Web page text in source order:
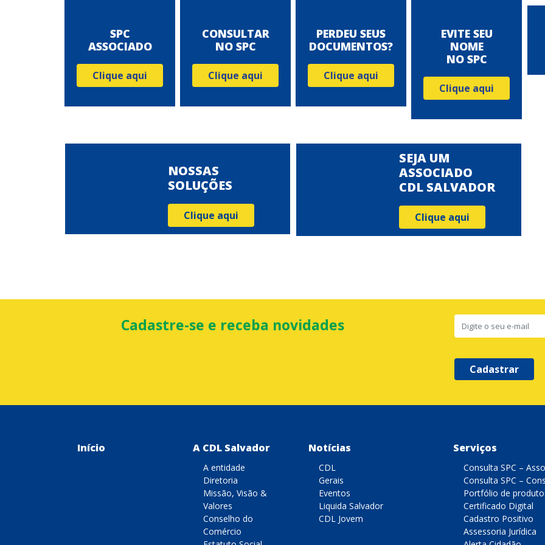
SPC
ASSOCIADO
Clique aqui
CONSULTAR
NO SPC
Clique aqui
PERDEU SEUS
DOCUMENTOS?
Clique aqui
EVITE SEU
NOME
NO SPC
Clique aqui
NOSSAS
SOLUÇÕES
Clique aqui
SEJA UM
ASSOCIADO
CDL SALVADOR
Clique aqui
Cadastre-se e receba novidades
Cadastrar
Início A CDL Salvador
A entidade
Diretoria
Missão, Visão &
Valores
Conselho do
Comércio
Notícias
CDL
Gerais
Eventos
Liquida Salvador
CDL Jovem
Serviços
Consulta SPC –
Consulta SPC –
Portfólio de
Certificado Digital
Cadastro Positivo
Assessoria Jurídica